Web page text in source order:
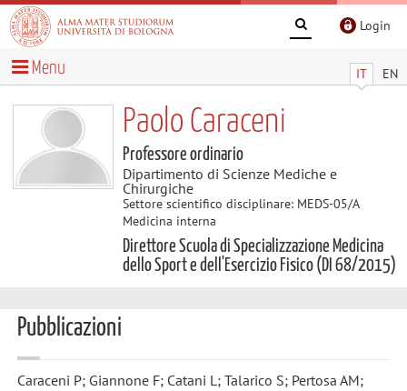
Login
IT EN
Menu
Paolo Caraceni
Professore ordinario
Dipartimento di Scienze Mediche e
Chirurgiche
Settore scientifico disciplinare: MEDS-05/A
Medicina interna
Direttore Scuola di Specializzazione Medicina
dello Sport e dell'Esercizio Fisico (DI 68/2015)
Pubblicazioni
Caraceni P; Giannone F; Catani L; Talarico S; Pertosa AM;